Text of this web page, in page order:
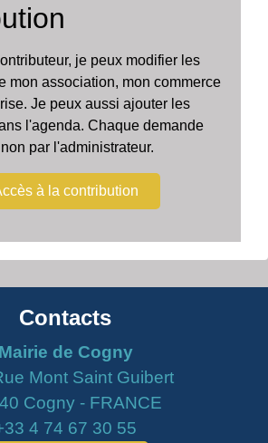
je peux modifier les
mon association, mon commerce
Je peux aussi ajouter les
l'agenda. Chaque demande
par l'administrateur.
à la contribution
Contacts
Mairie de Cogny
Mont Saint Guibert
Cogny - FRANCE
4 74 67 30 55